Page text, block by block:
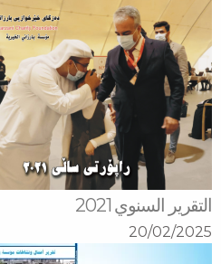
التقرير السنوي 2021
20/02/2025